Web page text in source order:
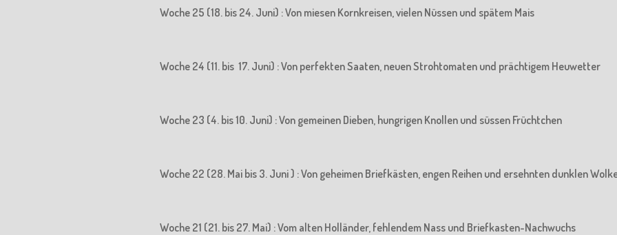
Woche 25 (18. bis 24. Juni) : Von miesen Kornkreisen, vielen Nüssen und spätem Mais
Woche 24 (11. bis 17. Juni) : Von perfekten Saaten, neuen Strohtomaten und prächtigem Heuwetter
Woche 23 (4. bis 10. Juni) : Von gemeinen Dieben, hungrigen Knollen und süssen Früchtchen
Woche 22 (28. Mai bis 3. Juni ) : Von geheimen Briefkästen, engen Reihen und ersehnten dunklen
Woche 21 (21. bis 27. Mai) : Vom alten Holländer, fehlendem Nass und Briefkasten-Nachwuchs